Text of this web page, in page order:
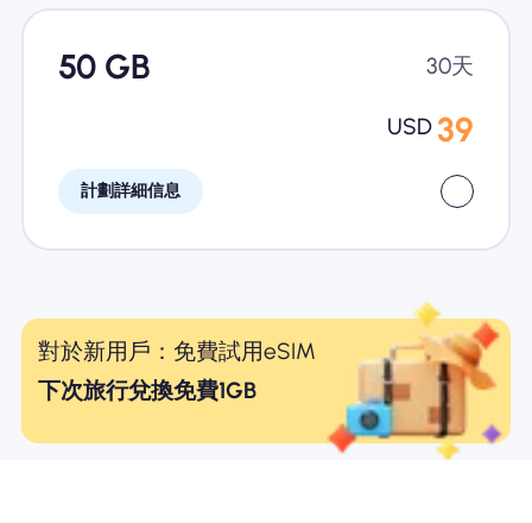
50 GB 30天
USD 39
計劃詳細信息
對於新用戶：免費試用eSIM
下次旅行兌換免費1GB